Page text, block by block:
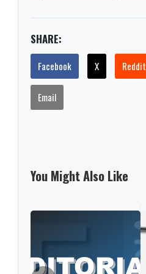
SHARE:
Facebook X Reddit
Email
You Might Also Like